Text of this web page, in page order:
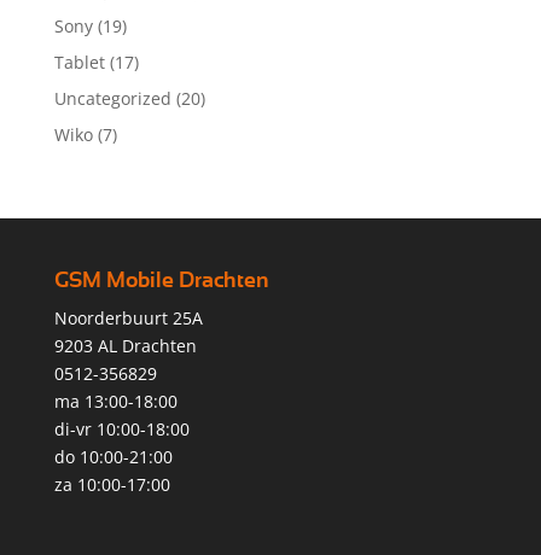
Sony (19)
Tablet (17)
Uncategorized (20)
Wiko (7)
GSM Mobile Drachten
Noorderbuurt 25A
9203 AL Drachten
0512-356829
ma 13:00-18:00
di-vr 10:00-18:00
do 10:00-21:00
za 10:00-17:00